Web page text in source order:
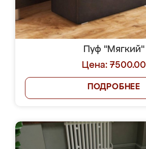
Пуф "Мягкий"
Цена: 7500.00
ПОДРОБНЕЕ